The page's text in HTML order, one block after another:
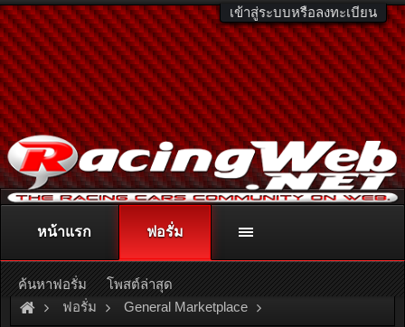
เข้าสู่ระบบหรือลงทะเบียน
ติดต่อลงโฆษณา racingweb@gmail.comหรือโทร. 081-811-1138
หรืออ่านรายละเอียดเพิ่มเติม คลิกที่นี่
ฟอรั่ม General Marketplace
หน้าแรก ฟอรั่ม
ค้นหาฟอรั่ม โพสต์ล่าสุด